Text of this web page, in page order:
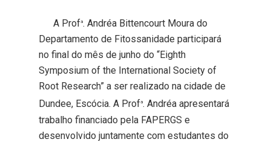
A Profa. Andréa Bittencourt Moura do
Departamento de Fitossanidade participará
no final do mês de junho do “Eighth
Symposium of the International Society of
Root Research” a ser realizado na cidade de
Dundee, Escócia. A Profa. Andréa apresentará
trabalho financiado pela FAPERGS e
desenvolvido juntamente com estudantes do